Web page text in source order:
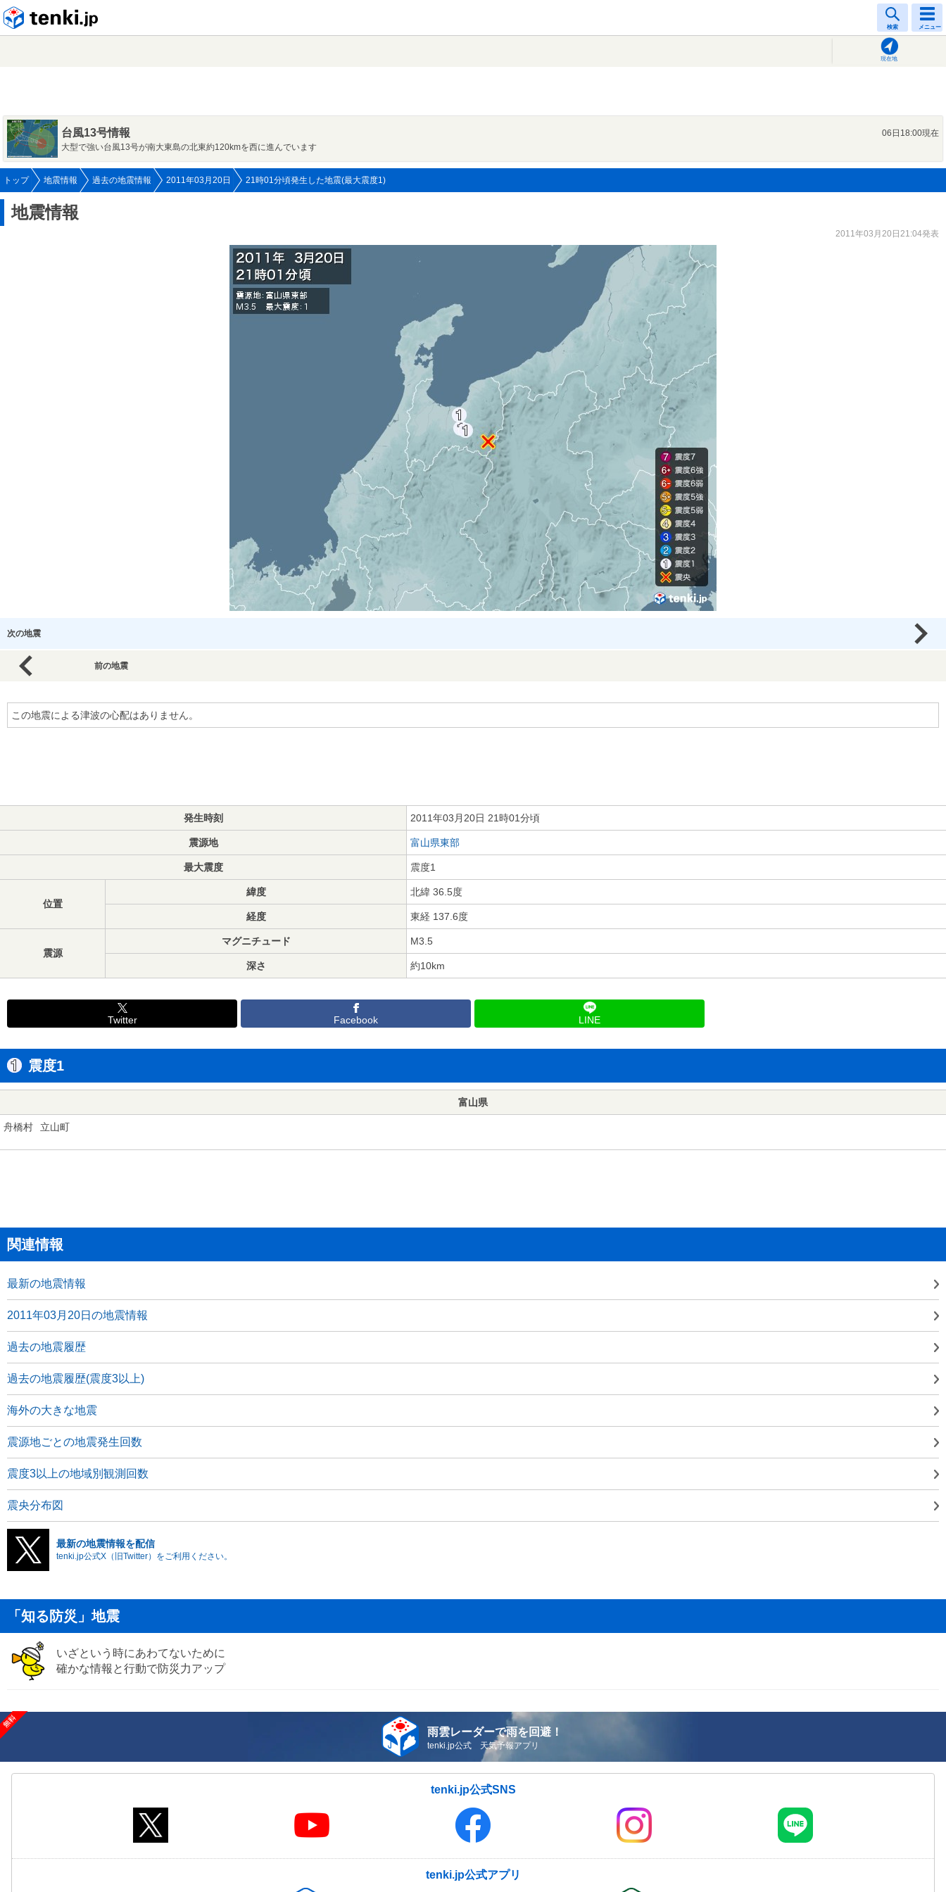
検索 メニュー
現在地
台風13号情報
06日18:00現在
大型で強い台風13号が南大東島の北東約120kmを西に進んでいます
トップ 地震情報 過去の地震情報 2011年03月20日 21時01分頃発生した地震(最大震度1)
地震情報
2011年03月20日21:04発表
次の地震
前の地震
この地震による津波の心配はありません。
発生時刻 2011年03月20日 21時01分頃
震源地 富山県東部
最大震度 震度1
位置
緯度 北緯 36.5度
経度 東経 137.6度
震源
マグニチュード M3.5
深さ 約10km
Twitter Facebook LINE
震度1
富山県
舟橋村 立山町
関連情報
最新の地震情報
2011年03月20日の地震情報
過去の地震履歴
過去の地震履歴(震度3以上)
海外の大きな地震
震源地ごとの地震発生回数
震度3以上の地域別観測回数
震央分布図
最新の地震情報を配信
tenki.jp公式X（旧Twitter）をご利用ください。
「知る防災」地震
いざという時にあわてないために
確かな情報と行動で防災力アップ
雨雲レーダーで雨を回避！
tenki.jp公式 天気予報アプリ
tenki.jp公式SNS
tenki.jp公式アプリ